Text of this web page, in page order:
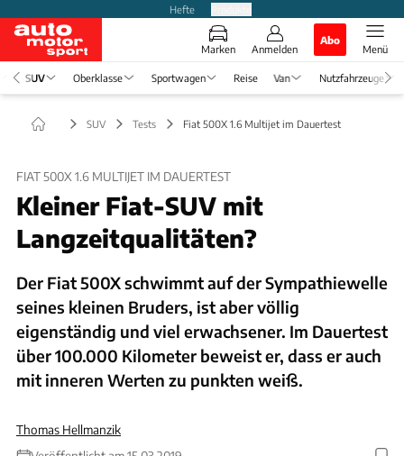
Hefte
Marken Anmelden
Abo
Menü
SUV Oberklasse Sportwagen Reise Van Nutzfahrzeuge
SUV Tests Fiat 500X 1.6 Multijet im Dauertest
FIAT 500X 1.6 MULTIJET IM DAUERTEST
Kleiner Fiat-SUV mit
Langzeitqualitäten?
Der Fiat 500X schwimmt auf der Sympathiewelle
seines kleinen Bruders, ist aber völlig
eigenständig und viel erwachsener. Im Dauertest
über 100.000 Kilometer beweist er, dass er auch
mit inneren Werten zu punkten weiß.
Thomas Hellmanzik